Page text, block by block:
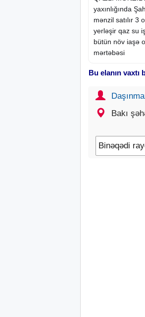
yaxınlığında
mənzil satılır 3
yerləşir qaz su
bütün növ iaşə
mərtəbəsi
Bu elanın vaxtı
Bakı